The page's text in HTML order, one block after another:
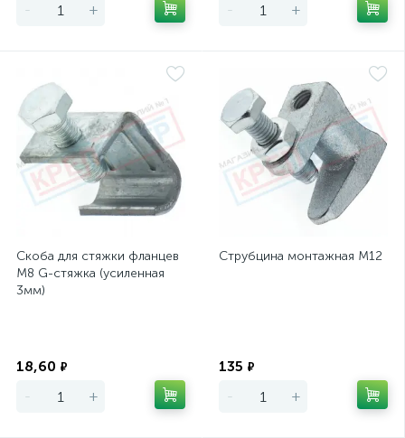
- + - +
Скоба для стяжки фланцев
М8 G-стяжка (усиленная
3мм)
18,60 ₽
- +
Струбцина монтажная М12
135 ₽
- +